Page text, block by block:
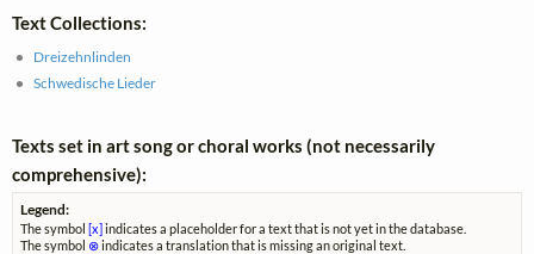
Text Collections:
Dreizehnlinden
Schwedische Lieder
Texts set in art song or choral works (not necessarily
comprehensive):
Legend:
The symbol[x]indicates a placeholder for a text that is not yet in the database.
The symbol ⊗indicates a translation that is missing an original text.